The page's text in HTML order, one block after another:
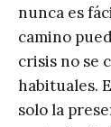
nunca es
camino
crisis no se
habituales.
solo la